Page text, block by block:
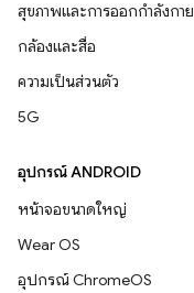
สุขภาพและการออกกำลังกาย
กล้องและสื่อ
ความเป็นส่วนตัว
5G
อุปกรณ์ ANDROID
หน้าจอขนาดใหญ่
Wear OS
อุปกรณ์ ChromeOS